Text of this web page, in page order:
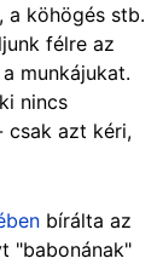
a köhögés stb.
félre az
munkájukat.
nincs
csak azt kéri,
bírálta az
"babonának"